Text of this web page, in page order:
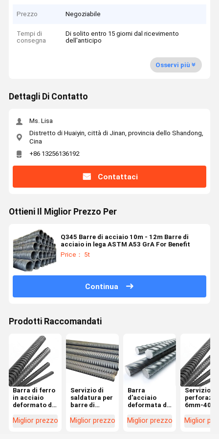
Prezzo Negoziabile
Tempi di
consegna
Di solito entro 15 giorni dal ricevimento
dell'anticipo
Osservi più
Dettagli Di Contatto
Ms. Lisa
Distretto di Huaiyin, città di Jinan, provincia dello Shandong,
Cina
+86 13256136192
Contattaci
Ottieni Il Miglior Prezzo Per
Q345 Barre di acciaio 10m - 12m Barre di
acciaio in lega ASTM A53 GrA For Benefit
Price： 5t
Continua
Prodotti Raccomandati
Barra di ferro
in acciaio
deformato da
tondino in
Miglior prezzo
Servizio di
saldatura per
barre di
acciaio
Miglior prezzo
Barra
d'acciaio
deformata di
per cemento
Miglior prezzo
Servizio di
6mm-
deformato
Miglior